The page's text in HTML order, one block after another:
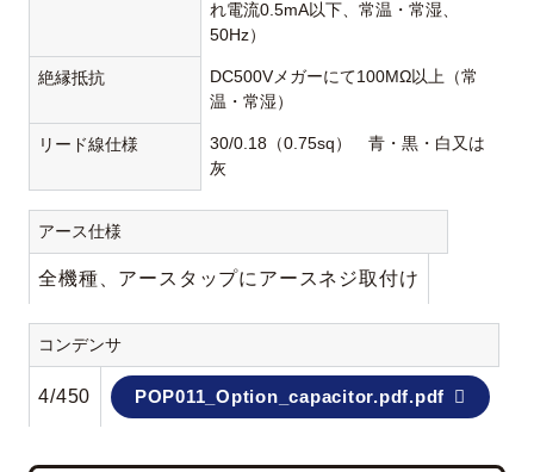
れ電流0.5mA以下、常温・常湿、
50Hz）
絶縁抵抗
DC500Vメガーにて100MΩ以上（常
温・常湿）
リード線仕様
30/0.18（0.75sq） 青・黒・白又は
灰
アース仕様
全機種、アースタップにアースネジ取付け
コンデンサ
4/450 POP011_Option_capacitor.pdf.pdf